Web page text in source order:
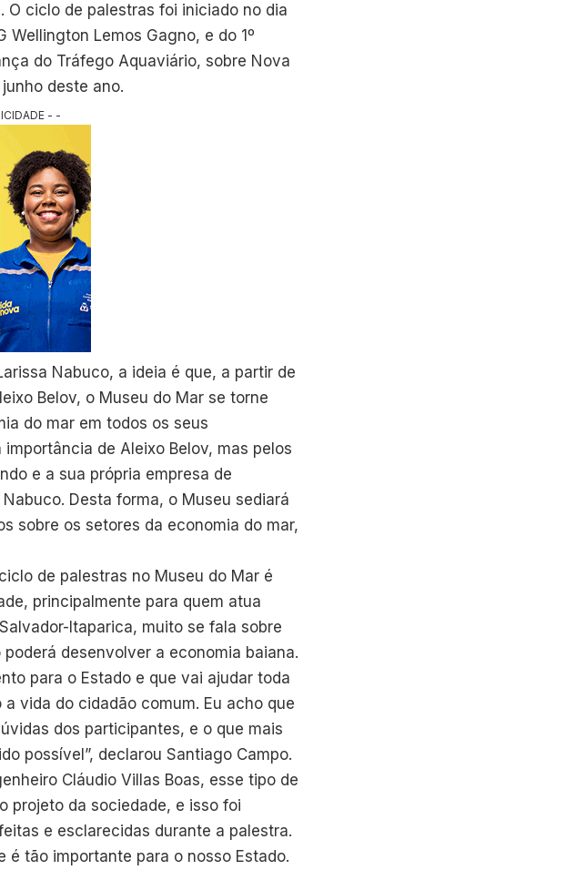
O ciclo de palestras foi iniciado no dia
Wellington Lemos Gagno, e do 1º
do Tráfego Aquaviário, sobre Nova
deste ano.
- -
Nabuco, a ideia é que, a partir de
Belov, o Museu do Mar se torne
do mar em todos os seus
de Aleixo Belov, mas pelos
e a sua própria empresa de
Desta forma, o Museu sediará
sobre os setores da economia do mar,
de palestras no Museu do Mar é
principalmente para quem atua
Itaparica, muito se fala sobre
desenvolver a economia baiana.
para o Estado e que vai ajudar toda
vida do cidadão comum. Eu acho que
dos participantes, e o que mais
possível”, declarou Santiago Campo.
Cláudio Villas Boas, esse tipo de
projeto da sociedade, e isso foi
e esclarecidas durante a palestra.
é tão importante para o nosso Estado.